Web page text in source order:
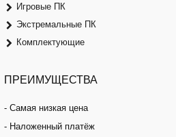
Игровые ПК
Экстремальные ПК
Комплектующие
ПРЕИМУЩЕСТВА
- Самая низкая цена
- Наложенный платёж